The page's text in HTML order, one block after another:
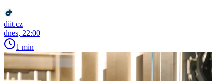
diit.cz
dnes, 22:00
1 min